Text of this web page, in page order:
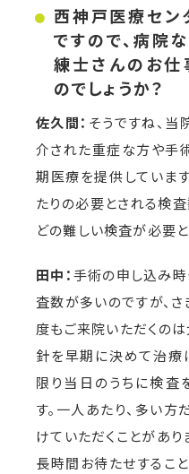
西神戸医療セン
ですので、病院
練士さんのお仕
のでしょうか？
佐久間： そうですね、
介された重症な方や手
期医療を提供していま
たりの必要とされる検
どの難しい検査が必要と
田中：手術の申し込み
査数が多いのですが、
度もご来院いただくの
針を早期に決めて治療
限り当日のうちに検査
す。一人あたり、多い
けていただくことがあり
長時間お待たせするこ